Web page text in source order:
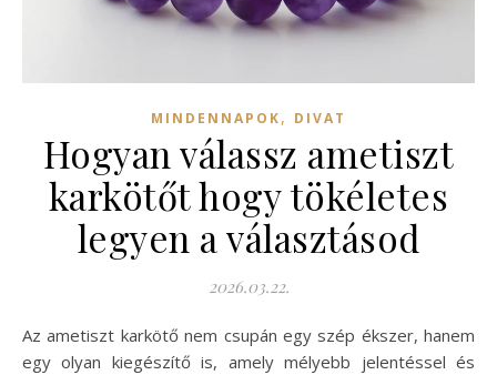
MINDENNAPOK, DIVAT
Hogyan válassz ametiszt
karkötőt hogy tökéletes
legyen a választásod
2026.03.22.
Az ametiszt karkötő nem csupán egy szép ékszer, hanem
egy olyan kiegészítő is, amely mélyebb jelentéssel és